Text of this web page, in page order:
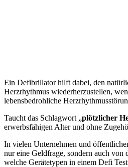
Ein Defibrillator hilft dabei, den
Herzrhythmus wiederherzustellen,
lebensbedrohliche
Taucht das Schlagwort „plötzlicher
erwerbsfähigen Alter und ohne
In vielen Unternehmen und
nur eine Geldfrage, sondern auch
welche Gerätetypen in einem Defi Test